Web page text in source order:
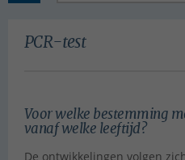
PCR-test
Voor welke bestemming
vanaf welke leeftijd?
De ontwikkelingen volgen